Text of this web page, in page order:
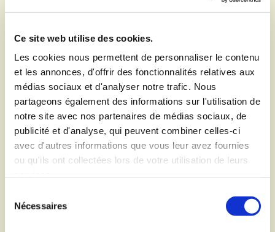
Ce site web utilise des cookies.
Les cookies nous permettent de personnaliser le contenu
et les annonces, d'offrir des fonctionnalités relatives aux
médias sociaux et d'analyser notre trafic. Nous
partageons également des informations sur l'utilisation de
notre site avec nos partenaires de médias sociaux, de
publicité et d'analyse, qui peuvent combiner celles-ci
avec d'autres informations que vous leur avez fournies
ou qu'ils ont collectées lors de votre utilisation de leurs
Nécessaires
implanté
En raison
de ses
caractéris
tiques
biologiqu
es très
res, son